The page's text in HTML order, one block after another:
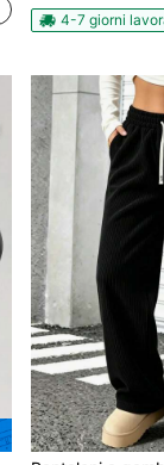
4-7 giorni